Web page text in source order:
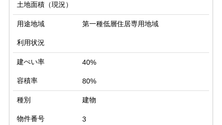
土地面積（現況）
用途地域 第一種低層住居専用地域
利用状況
建ぺい率 40%
容積率 80%
種別 建物
物件番号 3